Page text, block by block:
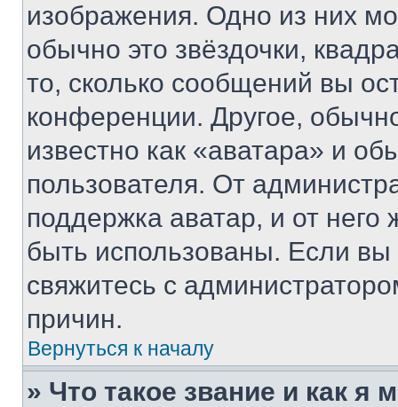
изображения. Одно из них
обычно это звёздочки,
то, сколько сообщений вы
конференции. Другое,
известно как «аватара» и
пользователя. От
поддержка аватар, и от него
быть использованы. Если
свяжитесь с
причин.
Вернуться к началу
» Что такое звание и как я